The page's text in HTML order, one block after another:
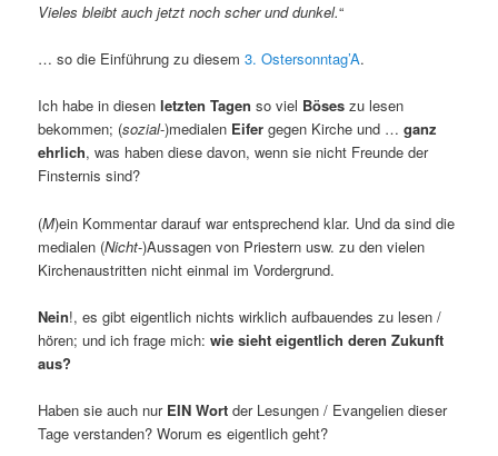
Vieles bleibt auch jetzt noch scher und dunkel.“
… so die Einführung zu diesem3. Ostersonntag’A.
Ich habe in diesenletzten Tagen so viel Böses zu lesen
bekommen; (sozial-)medialen Eifer gegen Kirche und …ganz
ehrlich, was haben diese davon, wenn sie nicht Freunde der
Finsternis sind?
(M)ein Kommentar darauf war entsprechend klar. Und da sind die
medialen (Nicht-)Aussagen von Priestern usw. zu den vielen
Kirchenaustritten nicht einmal im Vordergrund.
Nein!, es gibt eigentlich nichts wirklich aufbauendes zu lesen /
hören; und ich frage mich:wie sieht eigentlich deren Zukunft
aus?
Haben sie auch nur EIN Wort der Lesungen / Evangelien dieser
Tage verstanden? Worum es eigentlich geht?